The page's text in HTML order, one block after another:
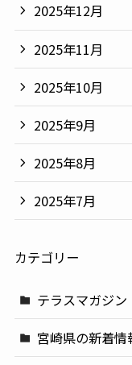
2025年12月
2025年11月
2025年10月
2025年9月
2025年8月
2025年7月
カテゴリー
テラスマガジン
宮崎県の新着情